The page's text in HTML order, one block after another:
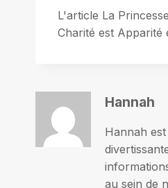
L'article La
Charité est Apparité
Hannah
Hannah
au sein de